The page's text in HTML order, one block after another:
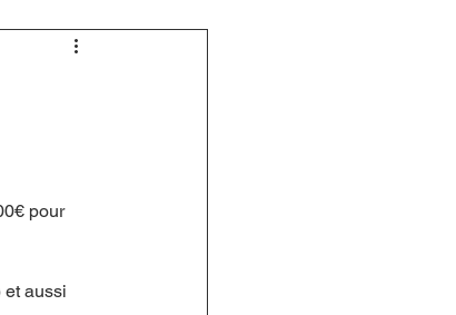
pour
et aussi